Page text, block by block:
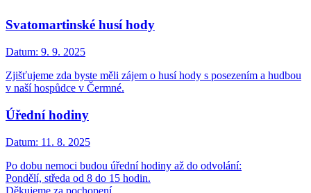
Svatomartinské husí hody
Datum: 9. 9. 2025
Zjišťujeme zda byste měli zájem o husí hody s posezením a hudbou
v naší hospůdce v Čermné.
Úřední hodiny
Datum: 11. 8. 2025
Po dobu nemoci budou úřední hodiny až do odvolání:
Pondělí, středa od 8 do 15 hodin.
Děkujeme za pochopení.